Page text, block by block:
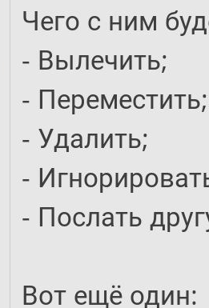
Чего с ним
- Вылечить;
- Переместить;
- Удалить;
-
- Послать
Вот ещё один: